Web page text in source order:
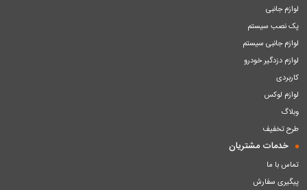
لوازم جانبی
پک نصب سیستم
لوازم جانبی سیستم
لوازم دزدگیر خودرو
کاربردی
لوازم لوکس
وبلاگ
طرح تخفیف
خدمات مشتریان
تماس با ما
پیگیری سفارش